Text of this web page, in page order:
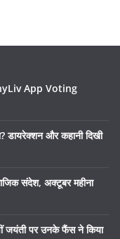
App Voting
डायरेक्शन और कहानी दिखी
संदेश, अक्टूबर महीना
जयंती पर उनके फैंस ने किया